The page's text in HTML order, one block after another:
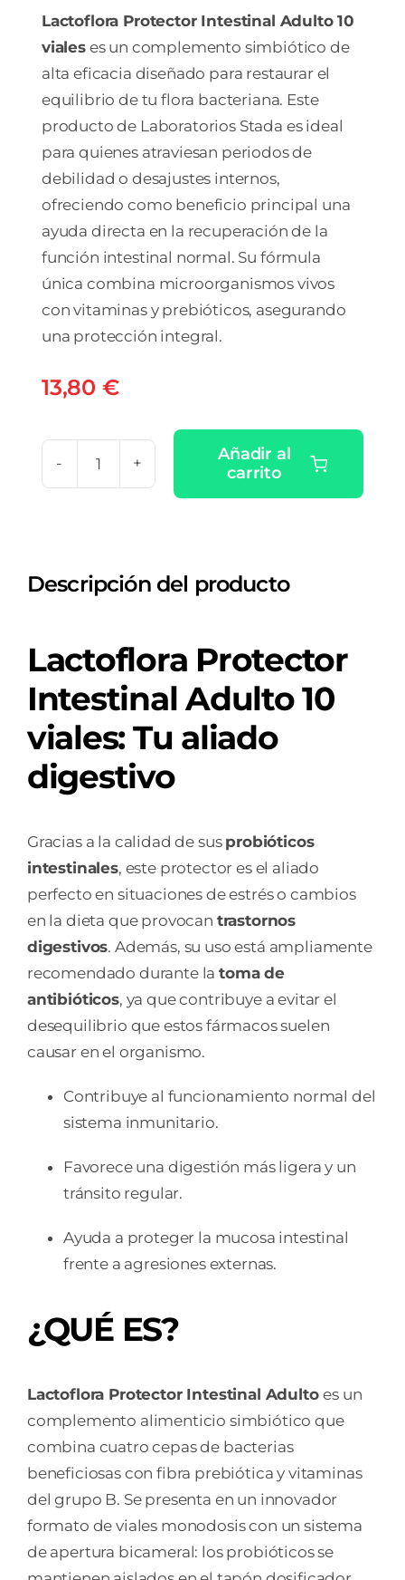
Lactoflora Protector Intestinal Adulto 10
vialeses un complemento simbiótico de
alta eficacia diseñado para restaurar el
equilibrio de tu flora bacteriana. Este
producto de Laboratorios Stada es ideal
para quienes atraviesan periodos de
debilidad o desajustes internos,
ofreciendo como beneficio principal una
ayuda directa en la recuperación de la
función intestinal normal. Su fórmula
única combina microorganismos vivos
con vitaminas y prebióticos, asegurando
una protección integral.
13,80 €
LACTOFLORA
PROTECTOR
10
ML
SABOR
FRESA
cantidad
Añadir al
carrito
Descripción del producto
Lactoflora Protector
Intestinal Adulto 10
viales: Tu aliado
digestivo
Gracias a la calidad de sus probióticos
intestinales, este protector es el aliado
perfecto en situaciones de estrés o cambios
en la dieta que provocan trastornos
digestivos. Además, su uso está ampliamente
recomendado durante latoma de
antibióticos, ya que contribuye a evitar el
desequilibrio que estos fármacos suelen
causar en el organismo.
Contribuye al funcionamiento normal del
sistema inmunitario.
Favorece una digestión más ligera y un
tránsito regular.
Ayuda a proteger la mucosa intestinal
frente a agresiones externas.
¿QUÉ ES?
Lactoflora Protector Intestinal Adultoes un
complemento alimenticio simbiótico que
combina cuatro cepas de bacterias
beneficiosas con fibra prebiótica y vitaminas
del grupo B. Se presenta en un innovador
formato de viales monodosis con un sistema
de apertura bicameral: los probióticos se